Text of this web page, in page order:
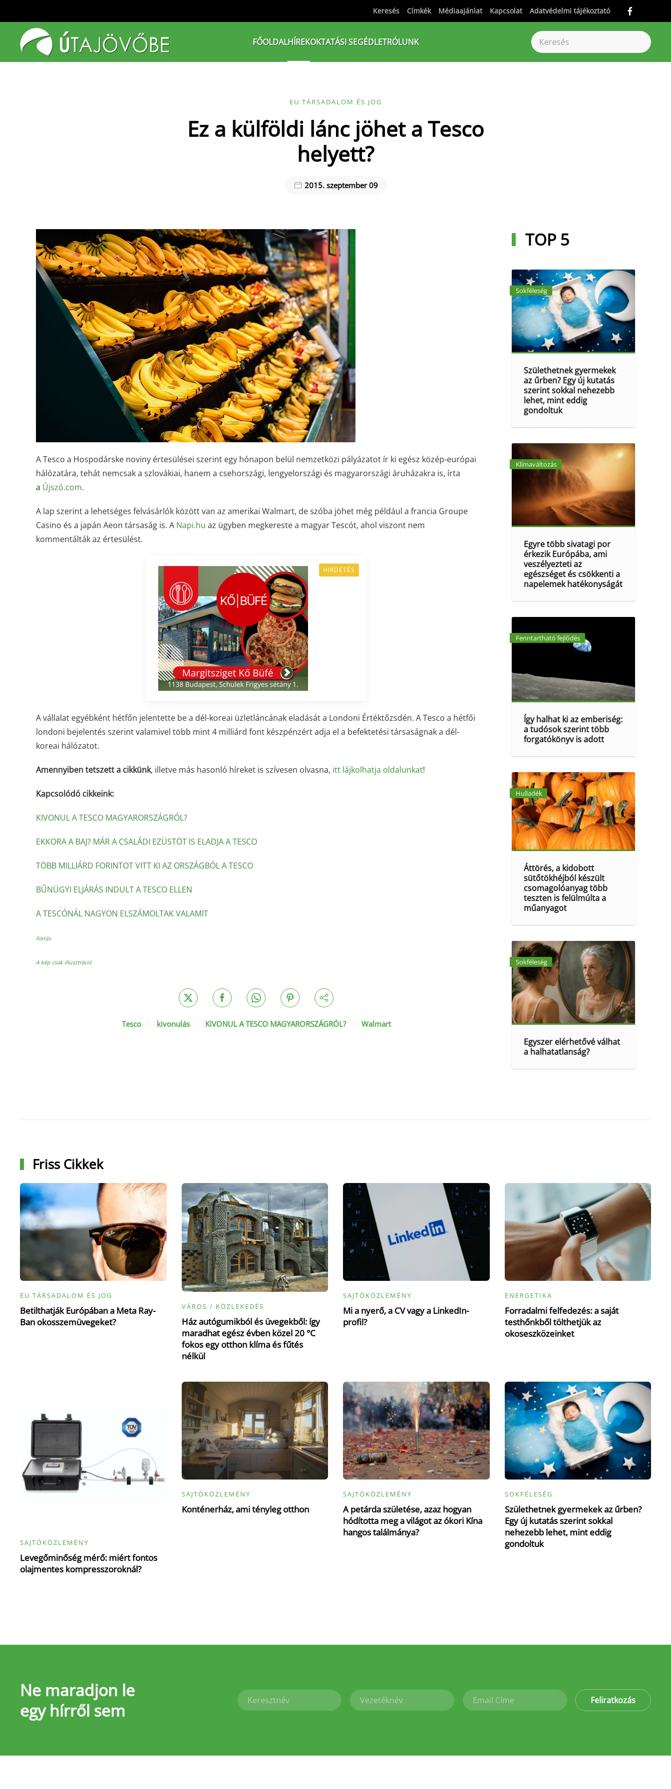
Fő tartalom átugrása
Keresés Címkék Médiaajánlat Kapcsolat Adatvédelmi tájékoztató
FŐOLDALHÍREKOKTATÁSI SEGÉDLETRÓLUNK
EU TÁRSADALOM ÉS JOG
Ez a külföldi lánc jöhet a Tesco
helyett?
2015. szeptember 09
A Tesco a Hospodárske noviny értesülései szerint egy hónapon belül nemzetközi pályázatot ír ki egész közép-európai
hálózatára, tehát nemcsak a szlovákiai, hanem a csehországi, lengyelországi és magyarországi áruházakra is, írta
a Újszó.com.
A lap szerint a lehetséges felvásárlók között van az amerikai Walmart, de szóba jöhet még például a francia Groupe
Casino és a japán Aeon társaság is. A Napi.hu az ügyben megkereste a magyar Tescót, ahol viszont nem
kommentálták az értesülést.
HIRDETÉS
A vállalat egyébként hétfőn jelentette be a dél-koreai üzletláncának eladását a Londoni Értéktőzsdén. A Tesco a hétfői
londoni bejelentés szerint valamivel több mint 4 milliárd font készpénzért adja el a befektetési társaságnak a dél-
koreai hálózatot.
Amennyiben tetszett a cikkünk, illetve más hasonló híreket is szívesen olvasna, itt lájkolhatja oldalunkat!
Kapcsolódó cikkeink:
KIVONUL A TESCO MAGYARORSZÁGRÓL?
EKKORA A BAJ? MÁR A CSALÁDI EZÜSTÖT IS ELADJA A TESCO
TÖBB MILLIÁRD FORINTOT VITT KI AZ ORSZÁGBÓL A TESCO
BŰNÜGYI ELJÁRÁS INDULT A TESCO ELLEN
A TESCÓNÁL NAGYON ELSZÁMOLTAK VALAMIT
Forrás
A kép csak illusztráció
Tesco kivonulás KIVONUL A TESCO MAGYARORSZÁGRÓL? Walmart
TOP 5
Sokféleség
Születhetnek gyermekek
az űrben? Egy új kutatás
szerint sokkal nehezebb
lehet, mint eddig
gondoltuk
Klímaváltozás
Egyre több sivatagi por
érkezik Európába, ami
veszélyezteti az
egészséget és csökkenti a
napelemek hatékonyságát
Fenntartható fejlődés
Így halhat ki az emberiség:
a tudósok szerint több
forgatókönyv is adott
Hulladék
Áttörés, a kidobott
sütőtökhéjból készült
csomagolóanyag több
teszten is felülmúlta a
műanyagot
Sokféleség
Egyszer elérhetővé válhat
a halhatatlanság?
Friss Cikkek
EU TÁRSADALOM ÉS JOG
Betilthatják Európában a Meta Ray-
Ban okosszemüvegeket?
VÁROS / KÖZLEKEDÉS
Ház autógumikból és üvegekből: így
maradhat egész évben közel 20 °C
fokos egy otthon klíma és fűtés
nélkül
SAJTÓKÖZLEMÉNY
Mi a nyerő, a CV vagy a LinkedIn-
profil?
ENERGETIKA
Forradalmi felfedezés: a saját
testhőnkből tölthetjük az
okoseszközeinket
SAJTÓKÖZLEMÉNY
Levegőminőség mérő: miért fontos
olajmentes kompresszoroknál?
SAJTÓKÖZLEMÉNY
Konténerház, ami tényleg otthon
SAJTÓKÖZLEMÉNY
A petárda születése, azaz hogyan
hódította meg a világot az ókori Kína
hangos találmánya?
SOKFÉLESÉG
Születhetnek gyermekek az űrben?
Egy új kutatás szerint sokkal
nehezebb lehet, mint eddig
gondoltuk
Ne maradjon le
egy hírről sem
Feliratkozás